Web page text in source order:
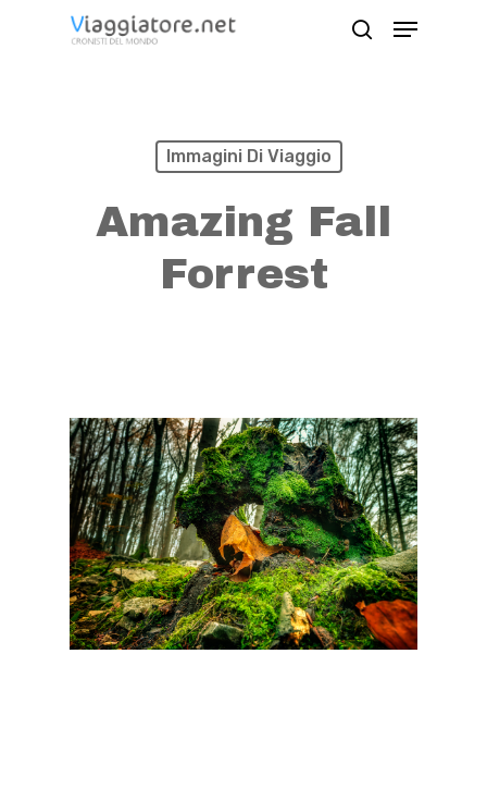
Menu
Immagini Di Viaggio
Amazing Fall
Forrest